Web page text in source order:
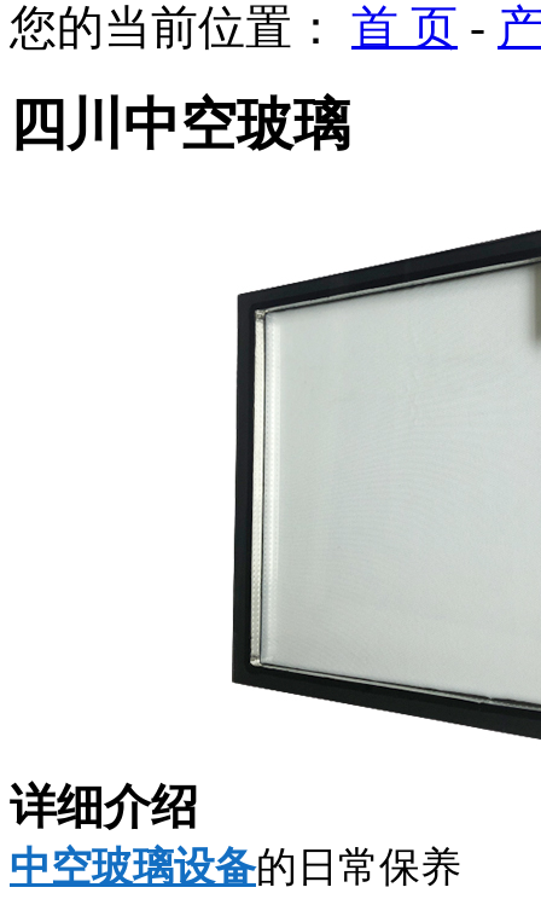
您的当前位置： 首 页 -
四川中空玻璃
详细介绍
中空玻璃设备的日常保养